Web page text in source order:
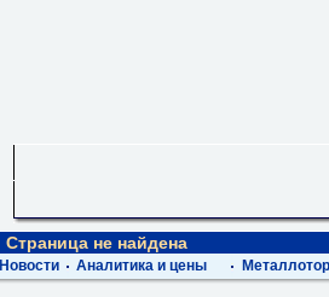
Страница не найдена
Новости Аналитика и цены